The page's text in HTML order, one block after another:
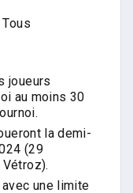
joueurs
au moins 30
la demi-
(29
Vétroz).
une limite